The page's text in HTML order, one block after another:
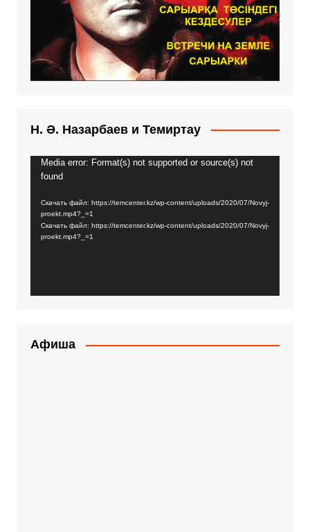
Н. Ә. Назарбаев и Темиртау
Видеоплеер
Media error: Format(s) not supported or source(s) not
found
Скачать файл: https://temcenter.kz/wp-content/uploads/2020/07/Novyj-
proekt.mp4?_=1
Скачать файл: https://temcenter.kz/wp-content/uploads/2020/07/Novyj-
proekt.mp4?_=1
Афиша